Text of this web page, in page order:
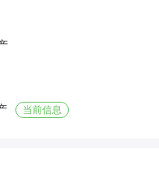
当前信息